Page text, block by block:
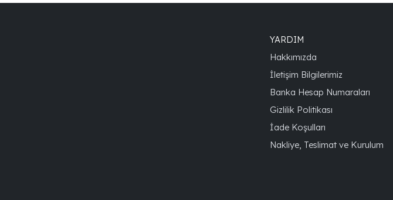
YARDIM
Hakkımızda
İletişim Bilgilerimiz
Banka Hesap Numaraları
Gizlilik Politikası
İade Koşulları
Nakliye, Teslimat ve Kurulum